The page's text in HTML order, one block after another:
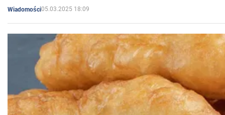
Wiadomości05.03.2025 18:09